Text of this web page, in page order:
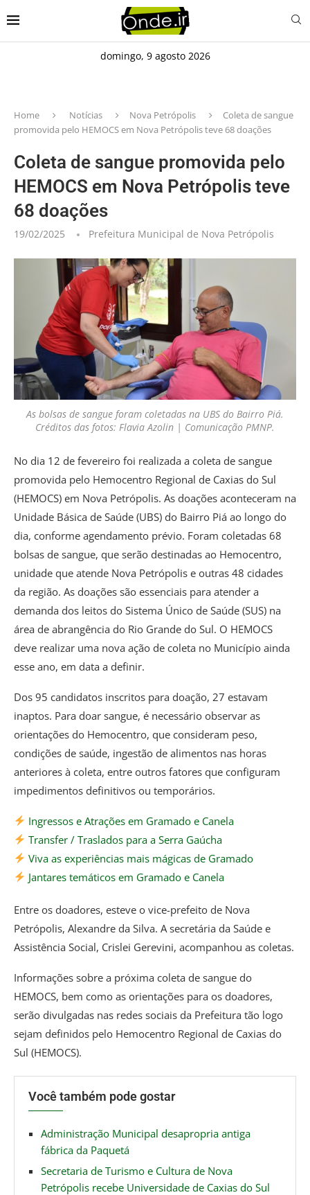
domingo, 9 agosto 2026
Home Notícias Nova Petrópolis
Coleta de sangue
promovida pelo HEMOCS em Nova Petrópolis teve 68 doações
Coleta de sangue promovida pelo
HEMOCS em Nova Petrópolis teve
68 doações
19/02/2025 Prefeitura Municipal de Nova Petrópolis
As bolsas de sangue foram coletadas na UBS do Bairro Piá.
Créditos das fotos: Flavia Azolin | Comunicação PMNP.
No dia 12 de fevereiro foi realizada a coleta de sangue
promovida pelo Hemocentro Regional de Caxias do Sul
(HEMOCS) em Nova Petrópolis. As doações aconteceram na
Unidade Básica de Saúde (UBS) do Bairro Piá ao longo do
dia, conforme agendamento prévio. Foram coletadas 68
bolsas de sangue, que serão destinadas ao Hemocentro,
unidade que atende Nova Petrópolis e outras 48 cidades
da região. As doações são essenciais para atender a
demanda dos leitos do Sistema Único de Saúde (SUS) na
área de abrangência do Rio Grande do Sul. O HEMOCS
deve realizar uma nova ação de coleta no Município ainda
esse ano, em data a definir.
Dos 95 candidatos inscritos para doação, 27 estavam
inaptos. Para doar sangue, é necessário observar as
orientações do Hemocentro, que consideram peso,
condições de saúde, ingestão de alimentos nas horas
anteriores à coleta, entre outros fatores que configuram
impedimentos definitivos ou temporários.
Ingressos e Atrações em Gramado e Canela
Transfer / Traslados para a Serra Gaúcha
Viva as experiências mais mágicas de Gramado
Jantares temáticos em Gramado e Canela
Entre os doadores, esteve o vice-prefeito de Nova
Petrópolis, Alexandre da Silva. A secretária da Saúde e
Assistência Social, Crislei Gerevini, acompanhou as coletas.
Informações sobre a próxima coleta de sangue do
HEMOCS, bem como as orientações para os doadores,
serão divulgadas nas redes sociais da Prefeitura tão logo
sejam definidos pelo Hemocentro Regional de Caxias do
Sul (HEMOCS).
Você também pode gostar
Administração Municipal desapropria antiga
fábrica da Paquetá
Secretaria de Turismo e Cultura de Nova
Petrópolis recebe Universidade de Caxias do Sul